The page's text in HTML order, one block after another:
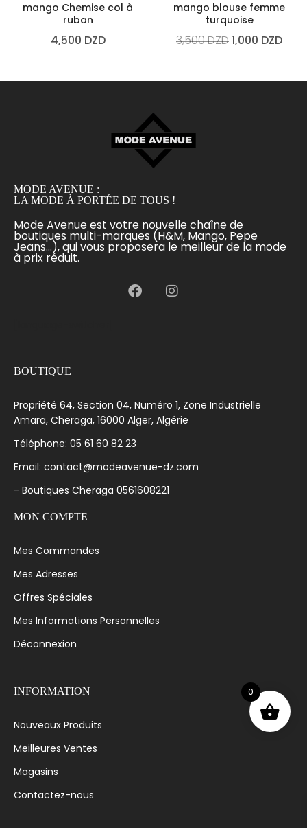
mango Chemise col à
ruban
4,500 DZD
mango blouse femme
turquoise
3,500DZD1,000 DZD
MODE AVENUE :
LA MODE À PORTÉE DE TOUS !
Mode Avenue est votre nouvelle chaîne de
boutiques multi-marques (H&M, Mango, Pepe
Jeans...), qui vous proposera le meilleur de la mode
à prix réduit.
BOUTIQUE
Propriété 64, Section 04, Numéro 1, Zone Industrielle
Amara, Cheraga, 16000 Alger, Algérie
Téléphone: 05 61 60 82 23
Email: contact@modeavenue-dz.com
- Boutiques Cheraga 0561608221
MON COMPTE
Mes Commandes
Mes Adresses
Offres Spéciales
Mes Informations Personnelles
Déconnexion
INFORMATION
Nouveaux Produits
Meilleures Ventes
Magasins
Contactez-nous
0